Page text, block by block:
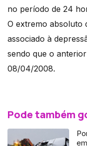
no período de 24
O extremo absoluto
associado à
sendo que o
08/04/2008.
Pode também